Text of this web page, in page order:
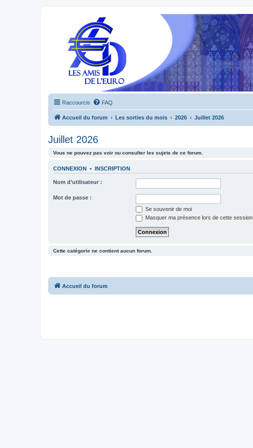
Raccourcis FAQ
Accueil du forum Les sorties du mois 2026 Juillet 2026
Juillet 2026
Vous ne pouvez pas voir ou consulter les sujets de ce forum.
CONNEXION • INSCRIPTION
Nom d’utilisateur :
Mot de passe :
Se souvenir de moi
Masquer ma présence lors de cette session
Cette catégorie ne contient aucun forum.
Accueil du forum